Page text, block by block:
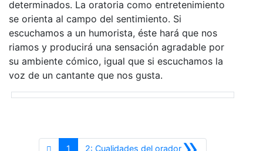
determinados. La oratoria como entretenimiento
se orienta al campo del sentimiento. Si
escuchamos a un humorista, éste hará que nos
riamos y producirá una sensación agradable por
su ambiente cómico, igual que si escuchamos la
voz de un cantante que nos gusta.
1 2: Cualidades del oradorSiguiente